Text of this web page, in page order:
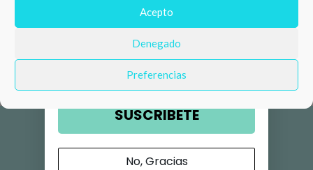
Acepto
Denegado
Preferencias
Número de teléfono
Email
SUSCRIBETE
No, Gracias